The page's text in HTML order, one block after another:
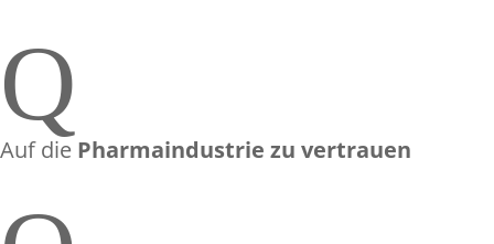
Q
Auf die Pharmaindustrie zu vertrauen